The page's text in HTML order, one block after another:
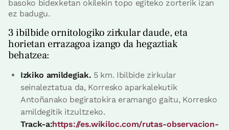
basoko bidexketan okilekin topo egiteko zorterik izan
ez badugu.
3 ibilbide ornitologiko zirkular daude, eta
horietan errazagoa izango da hegaztiak
behatzea:
Izkiko amildegiak. 5 km. Ibilbide zirkular
seinaleztatua da, Korresko aparkalekutik
Antoñanako begiratokira eramango gaitu, Korresko
amildegitik itzultzeko.
Track-a:https://es.wikiloc.com/rutas-observacion-